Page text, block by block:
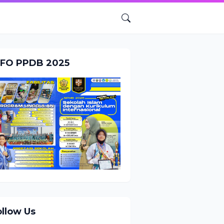
PPDB 2025
Us